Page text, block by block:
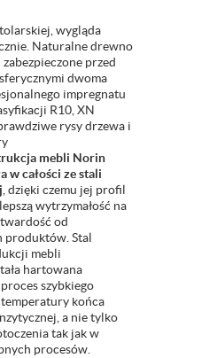
wygląda
Naturalne drewno
przed
dwoma
impregnatu
R10, XN
rysy drzewa i
mebli Norin
w całości ze stali
, dzięki czemu jej profil
wytrzymałość na
od
produktów. Stal
mebli
hartowana
szybkiego
temperatury końca
a nie tylko
tak jak w
procesów.